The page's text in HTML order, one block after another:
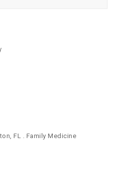
FL . Family Medicine